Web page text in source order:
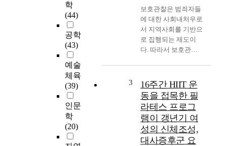
학
(44)
공학
(43)
예술
체육
(39)
인문
학
(20)
보호관찰은 범죄자들
에 대한 사회내처우로
서 지역사회를 기반으
로 집행되는 제도이
다. 따라서 보호관찰
수 있다. 그러나 우리
나라에 보호관찰제도
가 도입된지 얼마되지
않으므로 아직까지 여
러가지 부분에서 발전
이 필요한 것도 사실
이거니와, 특히 보호
3
16주간 HIIT 운
동을 접목한 필
라테스 프로그
램이 갱년기 여
성의 신체조성,
대사증후군 요